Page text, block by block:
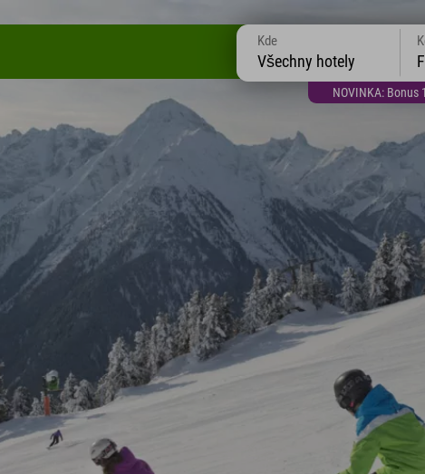
NOVINKA: Bonus
Kde
Všechny hotely